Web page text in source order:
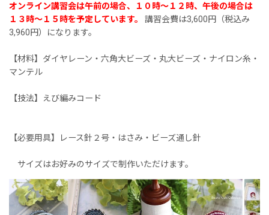
オンライン講習会は午前の場合、１０時〜１２時、午後の場合は
１３時〜１５時を予定しています。
講習会費は3,600円（税込み
3,960円）になります。
【材料】ダイヤレーン・六角大ビーズ・丸大ビーズ・ナイロン糸・
マンテル
【技法】えび編みコード
【必要用具】レース針２号・はさみ・ビーズ通し針
サイズはお好みのサイズで制作いただけます。